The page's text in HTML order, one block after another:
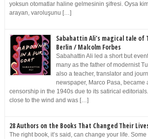
yoksun otomatlar haline gelmesinin şifresi. Oysa
arayan, varoluşunu […]
Sabahattin Ali’s magical tale of
Berlin / Malcolm Forbes
Sabahattin Ali led a short but
many as the father of modernist
also a teacher, translator and
newspaper, Marco Pasa, became
censorship in the 1940s due to its satirical
close to the wind and was […]
28 Authors on the Books That Changed Their
The right book, it’s said, can change your life.